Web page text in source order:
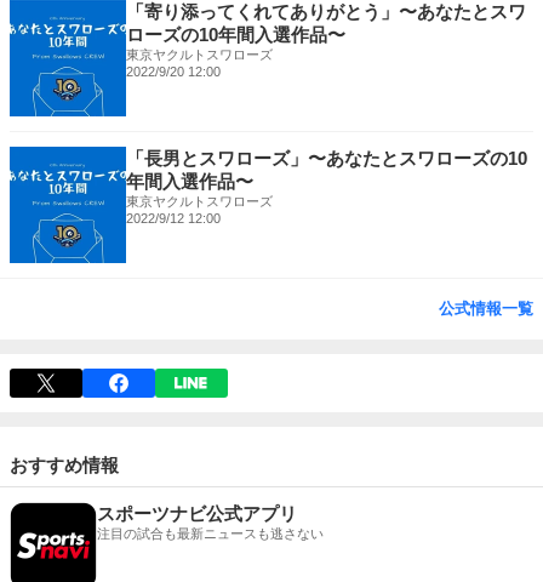
「寄り添ってくれてありがとう」〜あなたとスワ
ローズの10年間入選作品〜
東京ヤクルトスワローズ
2022/9/20 12:00
「長男とスワローズ」〜あなたとスワローズの10
年間入選作品〜
東京ヤクルトスワローズ
2022/9/12 12:00
公式情報一覧
おすすめ情報
スポーツナビ公式アプリ
注目の試合も最新ニュースも逃さない